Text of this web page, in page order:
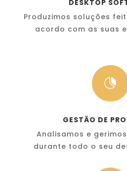
DESKTOP
Produzimos soluções
acordo com as suas

GESTÃO DE
Analisamos e
durante todo o seu